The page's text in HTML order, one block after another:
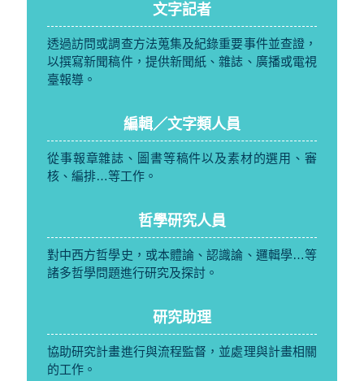
文字記者
透過訪問或調查方法蒐集及紀錄重要事件並查證，
以撰寫新聞稿件，提供新聞紙、雜誌、廣播或電視
臺報導。
編輯／文字類人員
從事報章雜誌、圖書等稿件以及素材的選用、審
核、編排…等工作。
哲學研究人員
對中西方哲學史，或本體論、認識論、邏輯學…等
諸多哲學問題進行研究及探討。
研究助理
協助研究計畫進行與流程監督，並處理與計畫相關
的工作。